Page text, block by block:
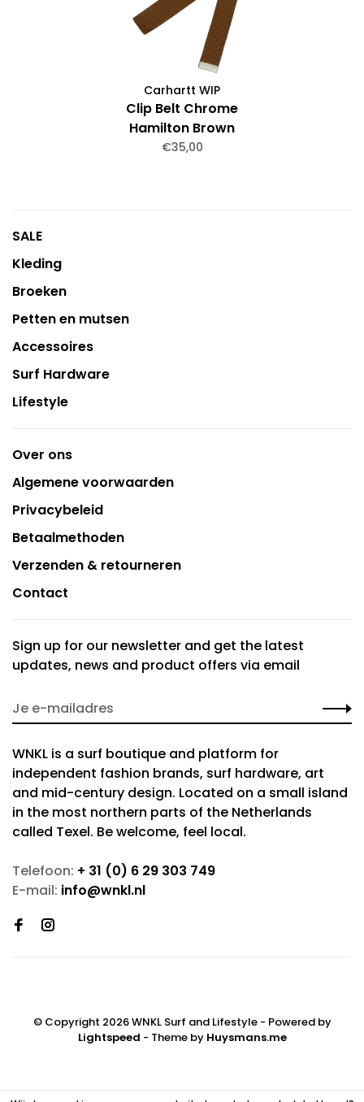
Carhartt WIP
Clip Belt Chrome
Hamilton Brown
€35,00
SALE
Kleding
Broeken
Petten en mutsen
Accessoires
Surf Hardware
Lifestyle
Over ons
Algemene voorwaarden
Privacybeleid
Betaalmethoden
Verzenden & retourneren
Contact
Sign up for our newsletter and get the latest
updates, news and product offers via email
WNKL is a surf boutique and platform for
independent fashion brands, surf hardware, art
and mid-century design. Located on a small island
in the most northern parts of the Netherlands
called Texel. Be welcome, feel local.
Telefoon: + 31 (0) 6 29 303 749
E-mail: info@wnkl.nl
© Copyright 2026 WNKL Surf and Lifestyle - Powered by
Lightspeed - Theme by Huysmans.me